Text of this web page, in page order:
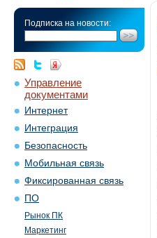
Подписка на новости:
Управление
документами
Интернет
Интеграция
Безопасность
Мобильная связь
Фиксированная связь
ПО
Рынок ПК
Маркетинг